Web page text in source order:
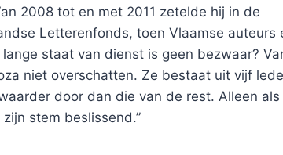
2008 tot en met 2011 zetelde hij in de
Letterenfonds, toen Vlaamse auteurs
staat van dienst is geen bezwaar?
niet overschatten. Ze bestaat uit vijf
door dan die van de rest. Alleen als
stem beslissend.”